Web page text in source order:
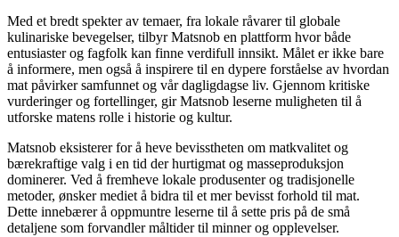
Med et bredt spekter av temaer, fra lokale råvarer til globale
kulinariske bevegelser, tilbyr Matsnob en plattform hvor både
entusiaster og fagfolk kan finne verdifull innsikt. Målet er ikke bare
å informere, men også å inspirere til en dypere forståelse av hvordan
mat påvirker samfunnet og vår dagligdagse liv. Gjennom kritiske
vurderinger og fortellinger, gir Matsnob leserne muligheten til å
utforske matens rolle i historie og kultur.
Matsnob eksisterer for å heve bevisstheten om matkvalitet og
bærekraftige valg i en tid der hurtigmat og masseproduksjon
dominerer. Ved å fremheve lokale produsenter og tradisjonelle
metoder, ønsker mediet å bidra til et mer bevisst forhold til mat.
Dette innebærer å oppmuntre leserne til å sette pris på de små
detaljene som forvandler måltider til minner og opplevelser.